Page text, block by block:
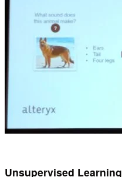
Unsupervised Learning